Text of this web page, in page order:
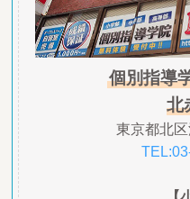
個別指導
北
東京都北